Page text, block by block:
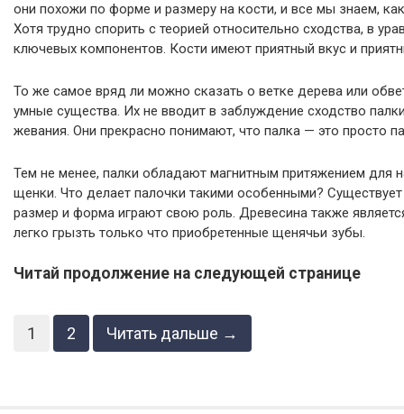
они похожи по форме и размеру на кости, и все мы знаем,
Хотя трудно спорить с теорией относительно сходства, в
ключевых компонентов. Кости имеют приятный вкус и
То же самое вряд ли можно сказать о ветке дерева или
умные существа. Их не вводит в заблуждение сходство
жевания. Они прекрасно понимают, что палка — это просто
Тем не менее, палки обладают магнитным притяжением для
щенки. Что делает палочки такими особенными?
размер и форма играют свою роль. Древесина также
легко грызть только что приобретенные щенячьи зубы.
Читай продолжение на следующей странице
1 2 Читать дальше →